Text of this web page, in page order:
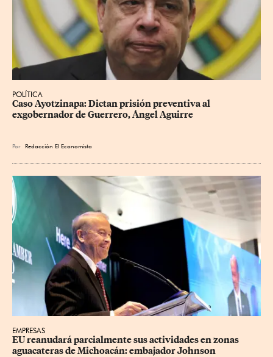
POLÍTICA
Caso Ayotzinapa: Dictan prisión preventiva al
exgobernador de Guerrero, Ángel Aguirre
Por Redacción El Economista
EMPRESAS
EU reanudará parcialmente sus actividades en zonas
aguacateras de Michoacán: embajador Johnson